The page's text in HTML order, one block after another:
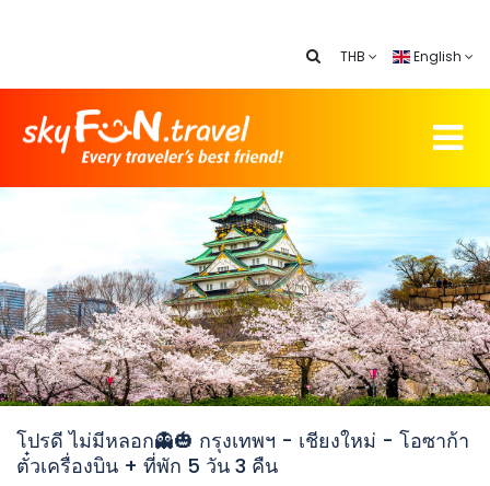
THB English
โปรดี ไม่มีหลอก👻🎃 กรุงเทพฯ - เชียงใหม่ - โอซาก้า
ตั๋วเครื่องบิน + ที่พัก 5 วัน 3 คืน